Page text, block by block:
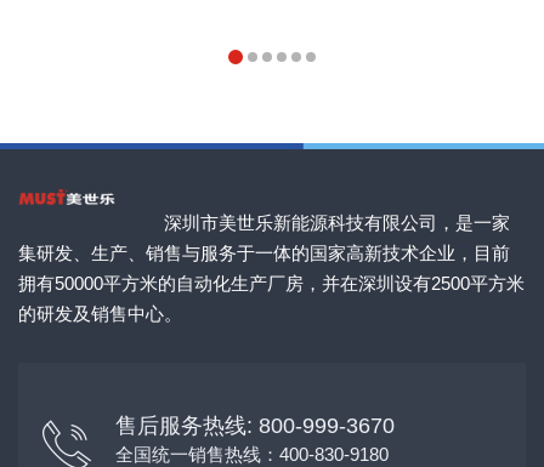
深圳市美世乐新能源科技有限公司，是一家
集研发、生产、销售与服务于一体的国家高新技术企业，目前
拥有50000平方米的自动化生产厂房，并在深圳设有2500平方米
的研发及销售中心。
售后服务热线: 800-999-3670
全国统一销售热线：400-830-9180